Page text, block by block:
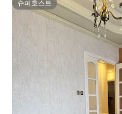
슈퍼호스트
슈퍼호스트